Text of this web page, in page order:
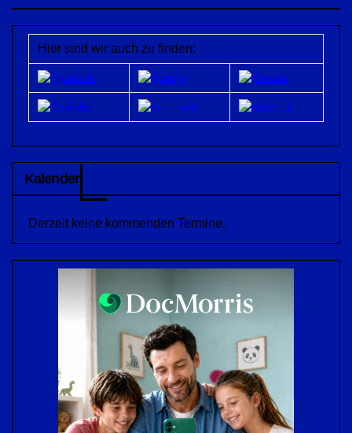
Hier sind wir auch zu finden:
Kalender
Derzeit keine kommenden Termine.